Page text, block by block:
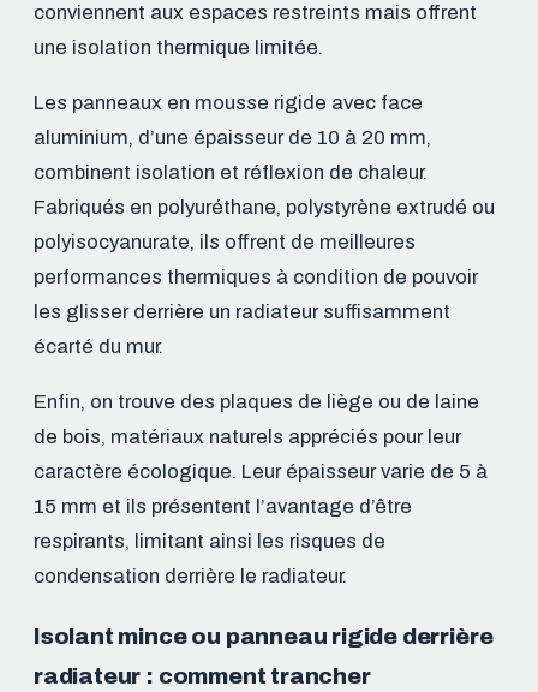
conviennent aux espaces restreints mais offrent
une isolation thermique limitée.
Les panneaux en mousse rigide avec face
aluminium, d’une épaisseur de 10 à 20 mm,
combinent isolation et réflexion de chaleur.
Fabriqués en polyuréthane, polystyrène extrudé ou
polyisocyanurate, ils offrent de meilleures
performances thermiques à condition de pouvoir
les glisser derrière un radiateur suffisamment
écarté du mur.
Enfin, on trouve des plaques de liège ou de laine
de bois, matériaux naturels appréciés pour leur
caractère écologique. Leur épaisseur varie de 5 à
15 mm et ils présentent l’avantage d’être
respirants, limitant ainsi les risques de
condensation derrière le radiateur.
Isolant mince ou panneau rigide derrière
radiateur : comment trancher